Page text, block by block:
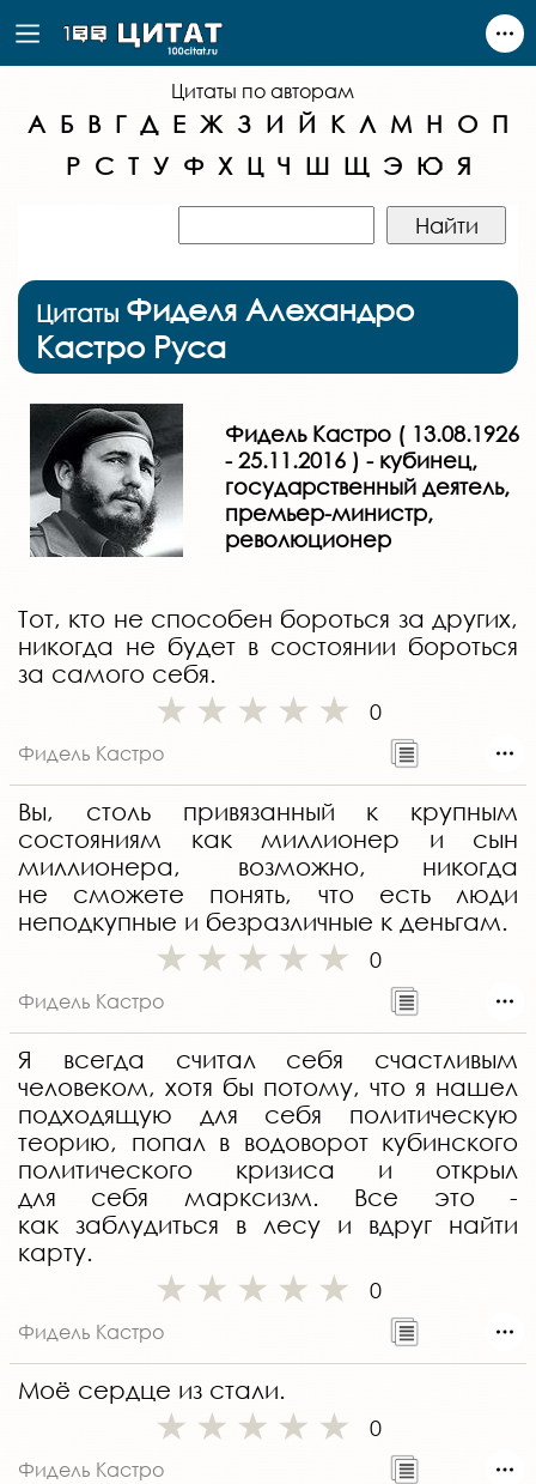
Цитаты по авторам
А Б В Г Д Е Ж З И Й К Л М Н О П
Р С Т У Ф Х Ц Ч Ш Щ Э Ю Я
Цитаты Фиделя Алехандро
Кастро Руса
Фидель Кастро ( 13.08.1926
- 25.11.2016 ) - кубинец,
государственный деятель,
премьер-министр,
революционер
Тот, кто не способен бороться за других,
никогда не будет в состоянии бороться
за самого себя.
0
Фидель Кастро
Вы, столь привязанный к крупным
состояниям как миллионер и сын
миллионера, возможно, никогда
не сможете понять, что есть люди
неподкупные и безразличные к деньгам.
0
Фидель Кастро
Я всегда считал себя счастливым
человеком, хотя бы потому, что я нашел
подходящую для себя политическую
теорию, попал в водоворот кубинского
политического кризиса и открыл
для себя марксизм. Все это -
как заблудиться в лесу и вдруг найти
карту.
0
Фидель Кастро
Моё сердце из стали.
0
Фидель Кастро